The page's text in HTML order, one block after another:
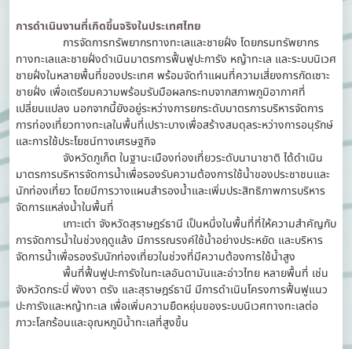
การดำเนินงานที่เกิดขึ้นจริงในประเทศไทย
การจัดการทรัพยากรทางทะเลและชายฝั่ง โดยกรมทรัพยากร
ทางทะเลและชายฝั่งดำเนินมาตรการฟื้นฟูปะการัง หญ้าทะเล และระบบนิเวศ
ชายฝั่งในหลายพื้นที่ของประเทศ พร้อมจัดทำแผนที่ความเสี่ยงการกัดเซาะ
ชายฝั่ง เพื่อเตรียมความพร้อมรับมือผลกระทบจากสภาพภูมิอากาศที่
เปลี่ยนแปลง นอกจากนี้ยังอยู่ระหว่างการยกระดับมาตรการบริหารจัดการ
การท่องเที่ยวทางทะเลในพื้นที่เปราะบางเพื่อสร้างสมดุลระหว่างการอนุรักษ์
และการใช้ประโยชน์ทางเศรษฐกิจ
จังหวัดภูเก็ต ในฐานะเมืองท่องเที่ยวระดับนานาชาติ ได้ดำเนิน
มาตรการบริหารจัดการน้ำเพื่อรองรับความต้องการใช้น้ำของประชาชนและ
นักท่องเที่ยว โดยมีการวางแผนสำรองน้ำและเพิ่มประสิทธิภาพการบริหาร
จัดการแหล่งน้ำในพื้นที่
เกาะเต่า จังหวัดสุราษฎร์ธานี เป็นหนึ่งในพื้นที่ที่ให้ความสำคัญกับ
การจัดการน้ำในช่วงฤดูแล้ง มีการรณรงค์ใช้น้ำอย่างประหยัด และบริหาร
จัดการน้ำเพื่อรองรับนักท่องเที่ยวในช่วงที่มีความต้องการใช้น้ำสูง
พื้นที่ฟื้นฟูปะการังในทะเลอันดามันและอ่าวไทย หลายพื้นที่ เช่น
จังหวัดกระบี่ พังงา ตรัง และสุราษฎร์ธานี มีการดำเนินโครงการฟื้นฟูแนว
ปะการังและหญ้าทะเล เพื่อเพิ่มความยืดหยุ่นของระบบนิเวศทางทะเลต่อ
ภาวะโลกร้อนและอุณหภูมิน้ำทะเลที่สูงขึ้น